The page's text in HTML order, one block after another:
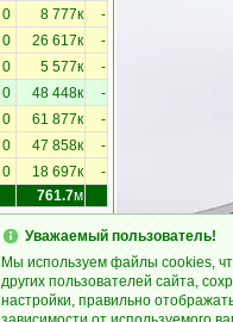
0 8 777к -
0 26 617к -
0 5 577к -
0 48 448к -
0 61 877к -
0 47 858к -
0 18 697к -
761.7м
Уважаемый пользователь!
Мы используем файлы cookies,
других пользователей сайта,
настройки, правильно